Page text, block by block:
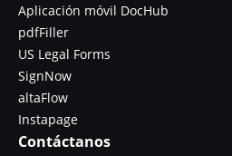
Aplicación móvil DocHub
pdfFiller
US Legal Forms
SignNow
altaFlow
Instapage
Contáctanos